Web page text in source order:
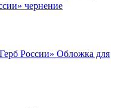
чернение
Обложка для